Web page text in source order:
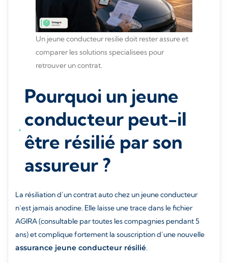
Un jeune conducteur resilie doit rester assure et
comparer les solutions specialisees pour
retrouver un contrat.
Pourquoi un jeune
conducteur peut-il
être résilié par son
assureur ?
La résiliation d’un contrat auto chez un jeune conducteur
n’est jamais anodine. Elle laisse une trace dans le fichier
AGIRA (consultable par toutes les compagnies pendant 5
ans) et complique fortement la souscription d’une nouvelle
assurance jeune conducteur résilié.